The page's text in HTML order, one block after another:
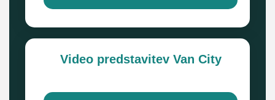
Video predstavitev Van City